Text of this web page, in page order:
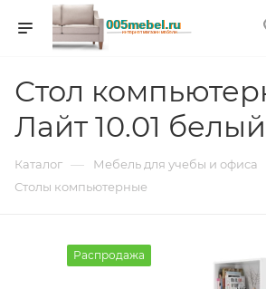
Стол
Лайт 10.01 белый
Каталог — Мебель для учебы и офиса
Столы компьютерные
Распродажа